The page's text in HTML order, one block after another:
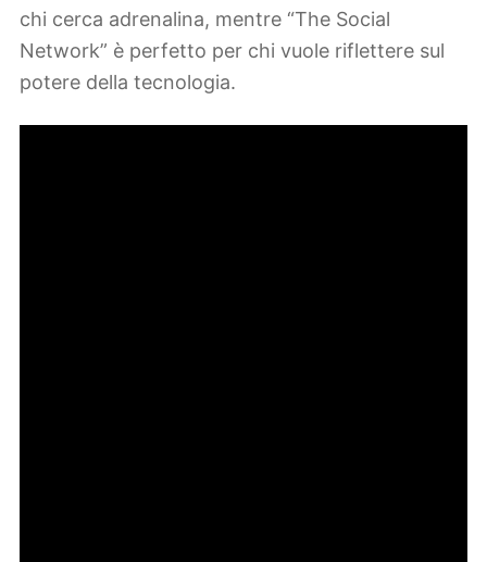
chi cerca adrenalina, mentre “The Social
Network” è perfetto per chi vuole riflettere sul
potere della tecnologia.